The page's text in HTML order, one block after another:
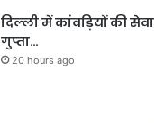
दिल्ली में कांवड़ियों की
गुप्ता…
20 hours ago